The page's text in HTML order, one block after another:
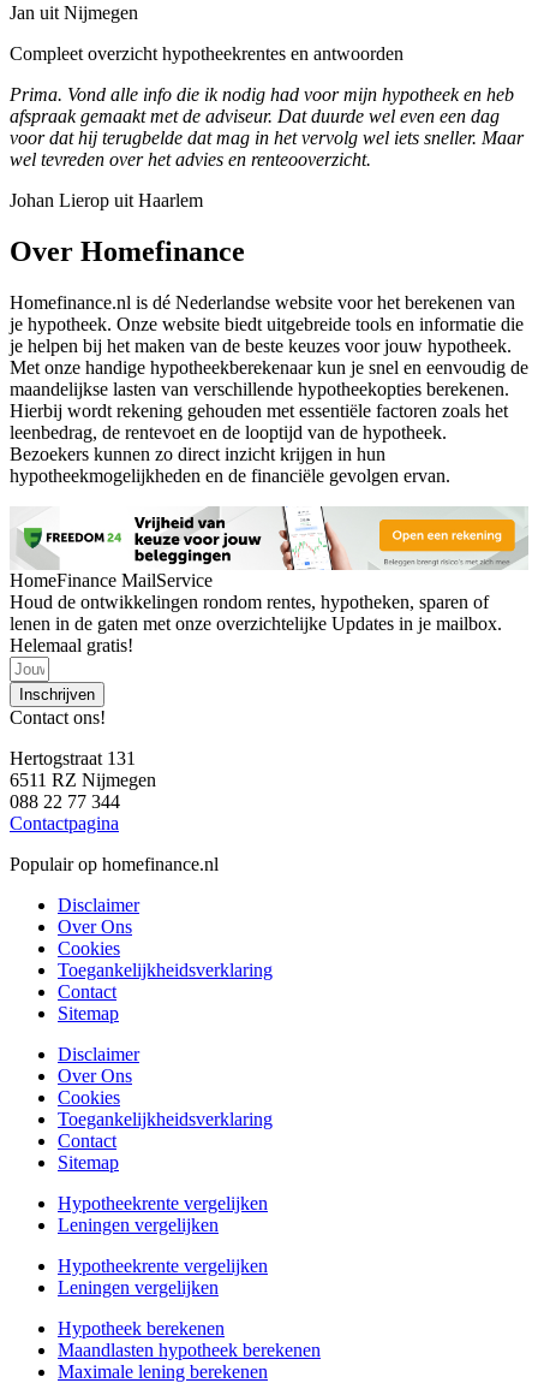
Jan uit Nijmegen
Compleet overzicht hypotheekrentes en antwoorden
Prima. Vond alle info die ik nodig had voor mijn hypotheek en heb
afspraak gemaakt met de adviseur. Dat duurde wel even een dag
voor dat hij terugbelde dat mag in het vervolg wel iets sneller. Maar
wel tevreden over het advies en renteooverzicht.
Johan Lierop uit Haarlem
Over Homefinance
Homefinance.nl is dé Nederlandse website voor het berekenen van
je hypotheek. Onze website biedt uitgebreide tools en informatie die
je helpen bij het maken van de beste keuzes voor jouw hypotheek.
Met onze handige hypotheekberekenaar kun je snel en eenvoudig de
maandelijkse lasten van verschillende hypotheekopties berekenen.
Hierbij wordt rekening gehouden met essentiële factoren zoals het
leenbedrag, de rentevoet en de looptijd van de hypotheek.
Bezoekers kunnen zo direct inzicht krijgen in hun
hypotheekmogelijkheden en de financiële gevolgen ervan.
HomeFinance MailService
Houd de ontwikkelingen rondom rentes, hypotheken, sparen of
lenen in de gaten met onze overzichtelijke Updates in je mailbox.
Helemaal gratis!
Inschrijven
Contact ons!
Hertogstraat 131
6511 RZ Nijmegen
088 22 77 344
Contactpagina
Populair op homefinance.nl
Disclaimer
Over Ons
Cookies
Toegankelijkheidsverklaring
Contact
Sitemap
Disclaimer
Over Ons
Cookies
Toegankelijkheidsverklaring
Contact
Sitemap
Hypotheekrente vergelijken
Leningen vergelijken
Hypotheekrente vergelijken
Leningen vergelijken
Hypotheek berekenen
Maandlasten hypotheek berekenen
Maximale lening berekenen